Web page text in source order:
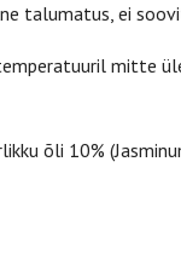
talumatus, ei
mitte
õli 10%